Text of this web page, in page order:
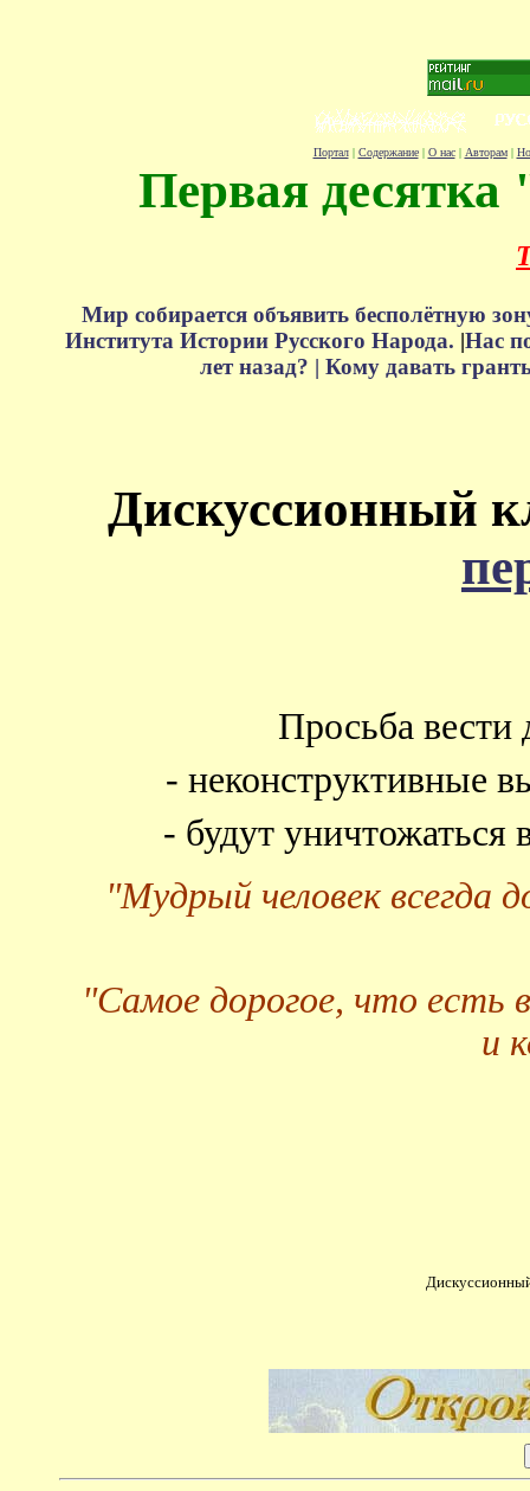
Портал| Содержание| О нас| Авторам|
Первая десятка
Мир собирается объявить бесполётную
Института Истории Русского Народа. |Нас
лет назад? | Кому давать
Дискуссионный
Просьба вести
- неконструктивные
- будут
"Мудрый человек всегда
"Самое дорогое, что есть
и